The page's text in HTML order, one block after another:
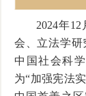
2024年
会、立法学研
中国社会科
为“加强宪法